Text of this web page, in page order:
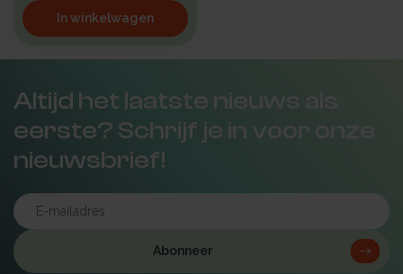
In winkelwagen
Altijd het laatste nieuws als
eerste? Schrijf je in voor onze
nieuwsbrief!
Abonneer